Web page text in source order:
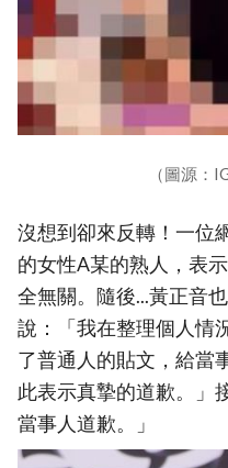
（圖源：
沒想到卻來反轉！一位
的女性A某的熟人，表
全無關。隨後...黃正音
說：「我在整理個人情
了普通人的貼文，給當
此表示真摯的道歉。」
當事人道歉。」